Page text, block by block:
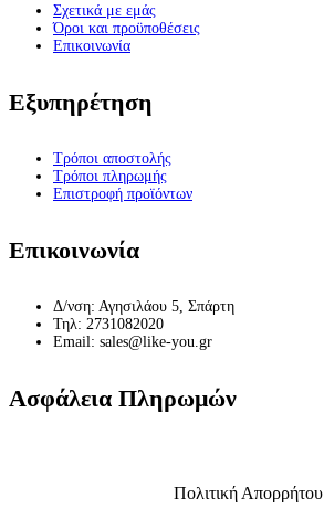
Σχετικά με εμάς
Όροι και προϋποθέσεις
Επικοινωνία
Εξυπηρέτηση
Τρόποι αποστολής
Τρόποι πληρωμής
Επιστροφή προϊόντων
Επικοινωνία
Δ/νση: Αγησιλάου 5, Σπάρτη
Τηλ: 2731082020
Email: sales@like-you.gr
Ασφάλεια Πληρωμών
Πολιτική Απορρήτου